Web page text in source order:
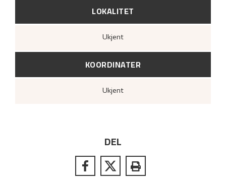
LOKALITET
Ukjent
KOORDINATER
Ukjent
DEL